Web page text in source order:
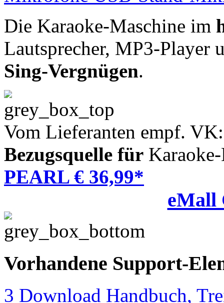
Die Karaoke-Maschine im
Lautsprecher, MP3-Player
Sing-Vergnügen.
Vom Lieferanten empf.
Bezugsquelle für
PEARL € 36,99*
eMall
Vorhandene Support-
3 Download Handbuch,